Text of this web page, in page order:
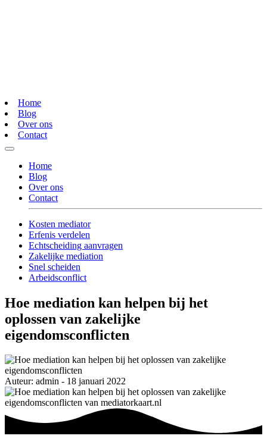
Home
Blog
Over ons
Contact
Home
Blog
Over ons
Contact
Kosten mediator
Erfenis verdelen
Echtscheiding aanvragen
Zakelijke mediation
Snel scheiden
Arbeidsconflict
Hoe mediation kan helpen bij het
oplossen van zakelijke
eigendomsconflicten
Auteur: admin - 18 januari 2022